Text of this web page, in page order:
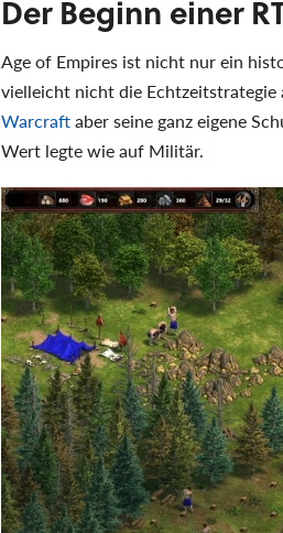
Der Beginn einer
Age of Empires ist nicht nur ein
vielleicht nicht die Echtzeitstrategie
Warcraftaber seine ganz eigene
Wert legte wie auf Militär.